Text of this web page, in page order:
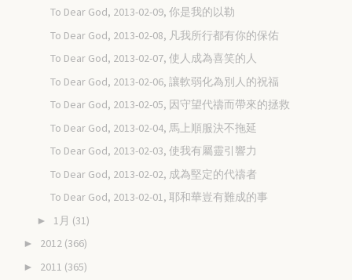
To Dear God, 2013-02-09, 你是我的以勒
To Dear God, 2013-02-08, 凡我所行都有你的保佑
To Dear God, 2013-02-07, 使人成為喜笑的人
To Dear God, 2013-02-06, 讓軟弱化為別人的祝福
To Dear God, 2013-02-05, 因守望代禱而帶來的拯救
To Dear God, 2013-02-04, 馬上順服決不拖延
To Dear God, 2013-02-03, 使我有屬靈引響力
To Dear God, 2013-02-02, 成為堅定的代禱者
To Dear God, 2013-02-01, 耶和華豈有難成的事
► 1月 (31)
► 2012 (366)
► 2011 (365)